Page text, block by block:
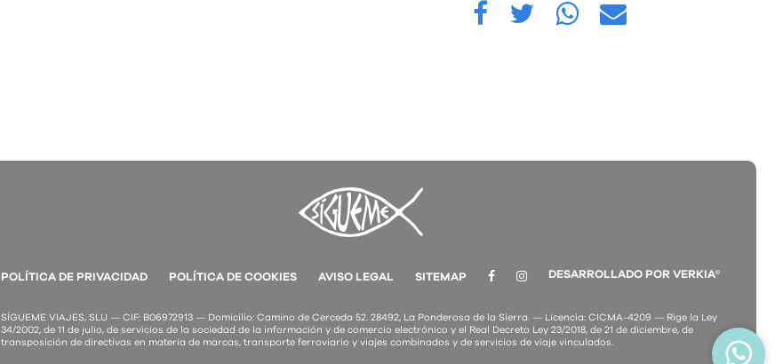
POLÍTICA DE PRIVACIDAD POLÍTICA DE COOKIES AVISO LEGAL SITEMAP DESARROLLADO POR VERKIA®
SÍGUEME VIAJES, SLU — CIF: B06972913 — Domicilio: Camino de Cerceda 52. 28492, La Ponderosa de la Sierra. — Licencia: CICMA-4209 — Rige la Ley
34/2002, de 11 de julio, de servicios de la sociedad de la información y de comercio electrónico y el Real Decreto Ley 23/2018, de 21 de diciembre, de
transposición de directivas en materia de marcas, transporte ferroviario y viajes combinados y de servicios de viaje vinculados.